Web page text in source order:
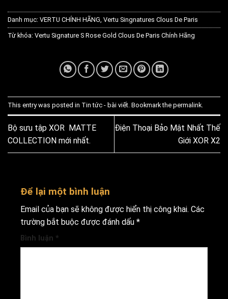
Danh mục: VERTU CHÍNH HÃNG Vertu Singnatures Clous De Paris
Từ khóa: Vertu Signature S Rose Gold Clous De Paris Chính Hãng
This entry was posted in Tin tức - bài viết. Bookmark the permalink.
Bộ sưu tập XOR MATTE
COLLECTION mới nhất.
Điện Thoại Bảo Mật Nhất Thế
Giới XOR X2
Để lại một bình luận
Email của bạn sẽ không được hiển thị công khai. Các
trường bắt buộc được đánh dấu *
Bình luận *